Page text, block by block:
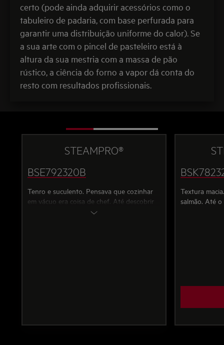
certo (pode ainda adquirir acessórios como o
tabuleiro de padaria, com base perfurada para
garantir uma distribuição uniforme do calor). Se
a sua arte com o pincel de pasteleiro está à
altura da sua mestria com a massa de pão
rústico, a ciência do forno a vapor dá conta do
resto com resultados profissionais.
STEAMPRO®
BSE792320B
Tenro e suculento. Pensava que cozinhar
em vácuo era coisa de chef. Até descobrir
Textura
salmão. Até